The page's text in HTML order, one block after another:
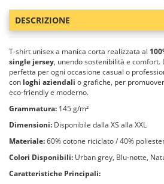
DESCRIZIONE
T-shirt unisex a manica corta realizzata al
single jersey, unendo sostenibilità e comfort.
perfetta per ogni occasione casual o
con loghi aziendali o grafiche, per
eco-friendly e moderno.
Grammatura: 145 g/m²
Dimensioni: Disponibile dalla XS alla XXL
Materiale:60% cotone riciclato / 40%
Colori Disponibili: Urban grey, Blu-notte,
Caratteristiche Principali: